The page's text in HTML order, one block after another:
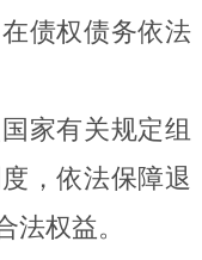
债权债务依法
家有关规定组
，依法保障退
法权益。